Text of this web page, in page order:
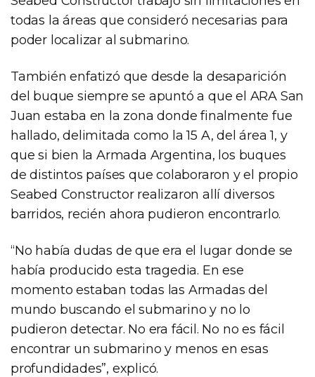
todas la áreas que consideró necesarias para
poder localizar al submarino.
También enfatizó que desde la desaparición
del buque siempre se apuntó a que el ARA San
Juan estaba en la zona donde finalmente fue
hallado, delimitada como la 15 A, del área 1, y
que si bien la Armada Argentina, los buques
de distintos países que colaboraron y el propio
Seabed Constructor realizaron allí diversos
barridos, recién ahora pudieron encontrarlo.
“No había dudas de que era el lugar donde se
había producido esta tragedia. En ese
momento estaban todas las Armadas del
mundo buscando el submarino y no lo
pudieron detectar. No era fácil. No no es fácil
encontrar un submarino y menos en esas
profundidades”, explicó.